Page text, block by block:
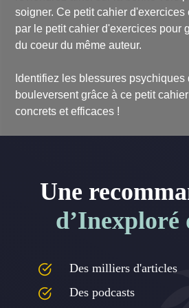
soigner. Ce petit cahier d'exercices
par le petit cahier d'exercices pour
du coeur du même auteur.
Identifiez les blessures psychiques
bouleversent grâce à ce petit
concrets et efficaces !
Une
Des milliers d'articles
Des podcasts